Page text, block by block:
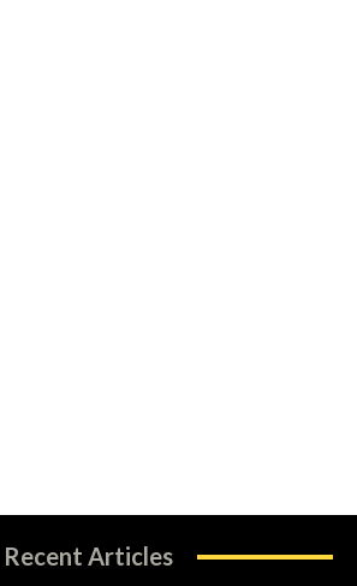
Recent Articles